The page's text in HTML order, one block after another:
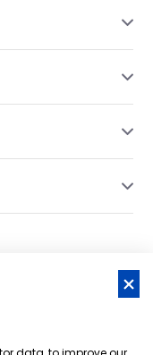
| Bootschappen